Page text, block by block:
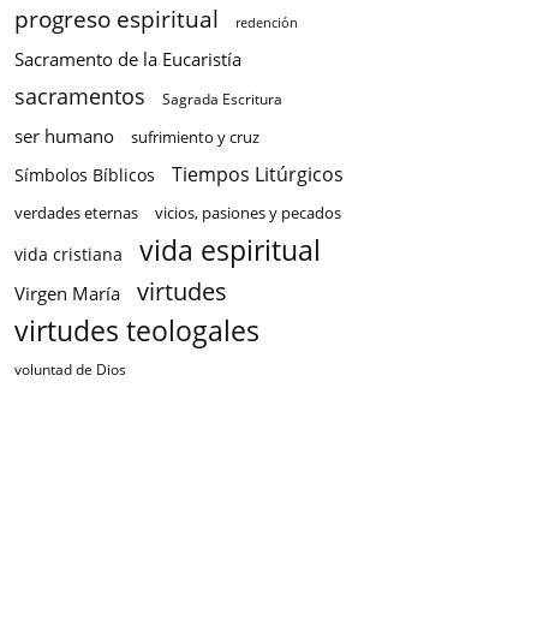
progreso espiritual redención
Sacramento de la Eucaristía
sacramentos Sagrada Escritura
ser humano sufrimiento y cruz
Símbolos Bíblicos Tiempos Litúrgicos
verdades eternas vicios, pasiones y pecados
vida cristiana vida espiritual
Virgen María virtudes
virtudes teologales
voluntad de Dios